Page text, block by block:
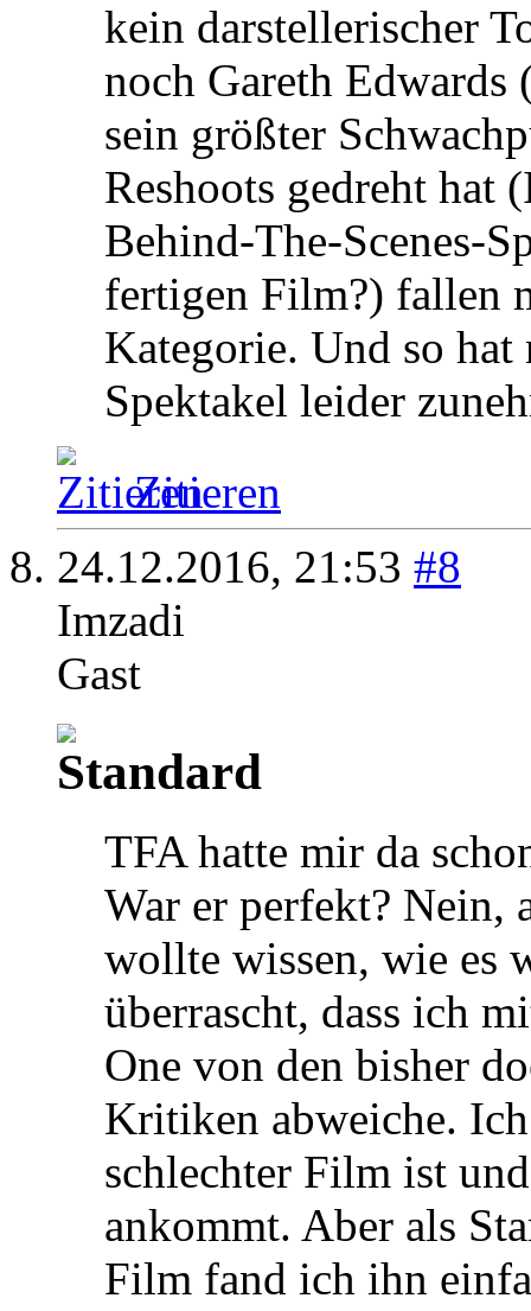
kein darstellerischer
noch Gareth Edwards
sein größter
Reshoots gedreht hat
Behind-The-Scenes-
fertigen Film?) fallen
Kategorie. Und so hat
Spektakel leider
Zitieren
24.12.2016, 21:53 #8
Imzadi
Gast
TFA hatte mir da
War er perfekt? Nein,
wollte wissen, wie es
überrascht, dass ich
One von den bisher
Kritiken abweiche.
schlechter Film ist
ankommt. Aber als
Film fand ich ihn